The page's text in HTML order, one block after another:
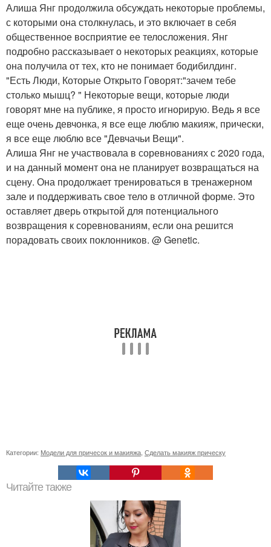
Алиша Янг продолжила обсуждать некоторые проблемы,
с которыми она столкнулась, и это включает в себя
общественное восприятие ее телосложения. Янг
подробно рассказывает о некоторых реакциях, которые
она получила от тех, кто не понимает бодибилдинг.
"Есть Люди, Которые Открыто Говорят:"зачем тебе
столько мышц? " Некоторые вещи, которые люди
говорят мне на публике, я просто игнорирую. Ведь я все
еще очень девчонка, я все еще люблю макияж, прически,
я все еще люблю все "Девчачьи Вещи".
Алиша Янг не участвовала в соревнованиях с 2020 года,
и на данный момент она не планирует возвращаться на
сцену. Она продолжает тренироваться в тренажерном
зале и поддерживать свое тело в отличной форме. Это
оставляет дверь открытой для потенциального
возвращения к соревнованиям, если она решится
порадовать своих поклонников. @ Genetic.
Категории: Модели для причесок и макияжа Сделать макияж прическу
Читайте также